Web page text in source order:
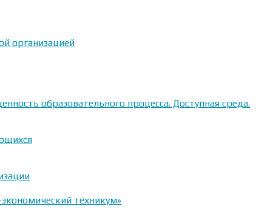
организацией
образовательного процесса. Доступная среда.
техникум»